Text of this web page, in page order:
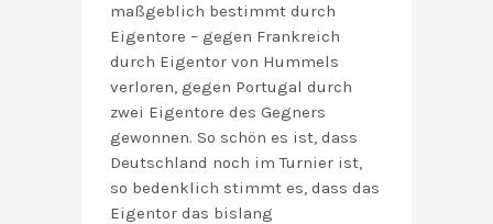
maßgeblich bestimmt durch
Eigentore – gegen Frankreich
durch Eigentor von Hummels
verloren, gegen Portugal durch
zwei Eigentore des Gegners
gewonnen. So schön es ist, dass
Deutschland noch im Turnier ist,
so bedenklich stimmt es, dass das
Eigentor das bislang